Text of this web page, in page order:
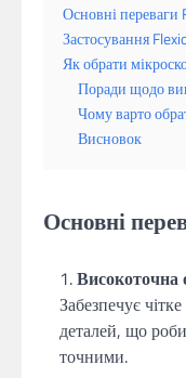
Основні переваги
Застосування
Як обрати
Поради щодо
Чому варто
Висновок
Основні
Високоточна
Забезпечує
деталей, що
точними.